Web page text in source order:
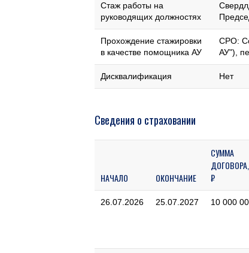
Стаж работы на
руководящих должностях
Прохождение стажировки
в качестве помощника АУ
СРО:
АУ"),
Дисквалификация Нет
Сведения о страховании
НАЧАЛО ОКОНЧАНИЕ
СУММА
ДОГОВОРА,
₽
26.07.2026 25.07.2027 10 000